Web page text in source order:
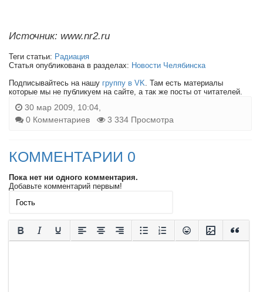
Источник: www.nr2.ru
Теги статьи: Радиация
Статья опубликована в разделах: Новости Челябинска
Подписывайтесь на нашу группу в VK. Там есть материалы
которые мы не публикуем на сайте, а так же посты от читателей.
30 мар 2009, 10:04,
0 Комментариев
3 334 Просмотра
КОММЕНТАРИИ 0
Пока нет ни одного комментария.
Добавьте комментарий первым!